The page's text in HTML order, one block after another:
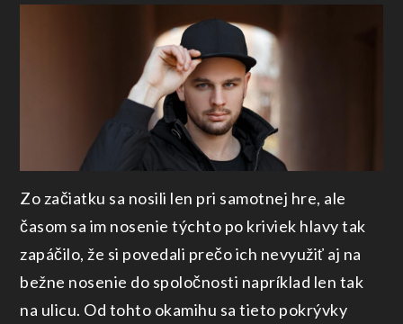
Zo začiatku sa nosili len pri samotnej hre, ale
časom sa im nosenie týchto po kriviek hlavy tak
zapáčilo, že si povedali prečo ich nevyužiť aj na
bežne nosenie do spoločnosti napríklad len tak
na ulicu. Od tohto okamihu sa tieto pokrývky